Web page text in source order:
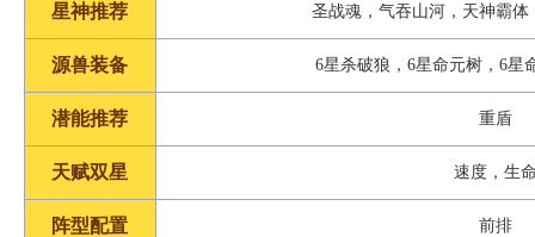
星神推荐 圣战魂，气吞山河，天神霸体
源兽装备 6星杀破狼，6星命元树，6星
潜能推荐 重盾
天赋双星 速度，生
阵型配置 前排